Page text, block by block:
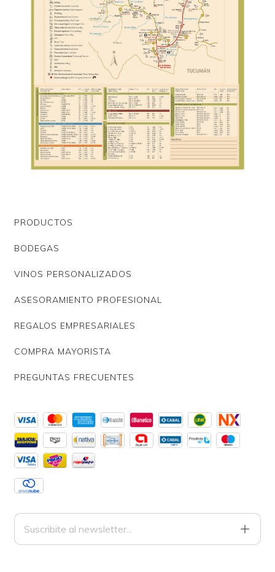
PRODUCTOS
BODEGAS
VINOS PERSONALIZADOS
ASESORAMIENTO PROFESIONAL
REGALOS EMPRESARIALES
COMPRA MAYORISTA
PREGUNTAS FRECUENTES